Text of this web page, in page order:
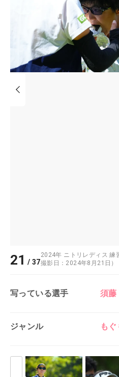
21 /37
2024年 ニトリレディス
撮影日：2024年8月21日）
写っている選手 須藤
ジャンル も